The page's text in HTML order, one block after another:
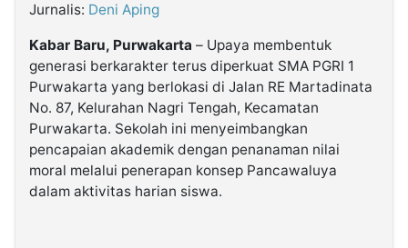
Kabarbaru.co
2026
Kabarbaru
Media
Holding
Jurnalis: Deni Aping
Kabar Baru, Purwakarta – Upaya membentuk
generasi berkarakter terus diperkuat SMA PGRI 1
Purwakarta yang berlokasi di Jalan RE Martadinata
No. 87, Kelurahan Nagri Tengah, Kecamatan
Purwakarta. Sekolah ini menyeimbangkan
pencapaian akademik dengan penanaman nilai
moral melalui penerapan konsep Pancawaluya
dalam aktivitas harian siswa.